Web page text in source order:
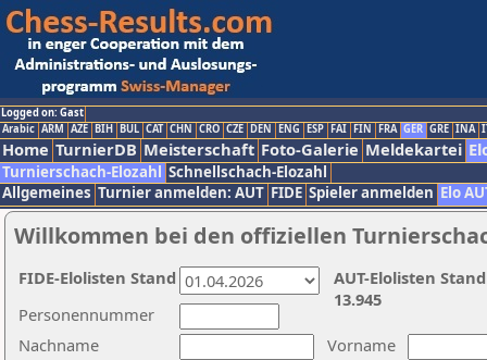
Logged on: Gast
Arabic ARM AZE BIH BUL CAT CHN CRO CZE DEN ENG ESP FAI FIN FRA GER GRE INA
Home TurnierDB Meisterschaft Foto-Galerie Meldekartei
Turnierschach-Elozahl Schnellschach-Elozahl
Allgemeines Turnier anmelden: AUT FIDE Spieler anmelden Elo
Willkommen bei den offiziellen
Nachname
Vorname
Personennummer
AUT-Elolisten
13.945
FIDE-Elolisten Stand